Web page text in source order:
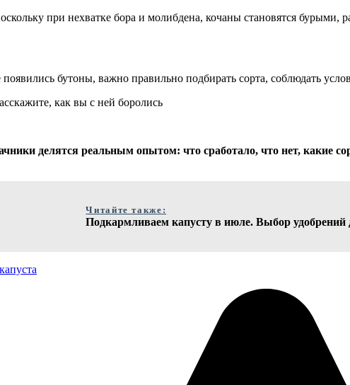
при нехватке бора и молибдена, кочаны становятся бурыми,
бутоны, важно правильно подбирать сорта, соблюдать
как вы с ней боролись
делятся реальным опытом: что сработало, что нет, какие
Читайте также:
Подкармливаем капусту в июле. Выбор удобрений